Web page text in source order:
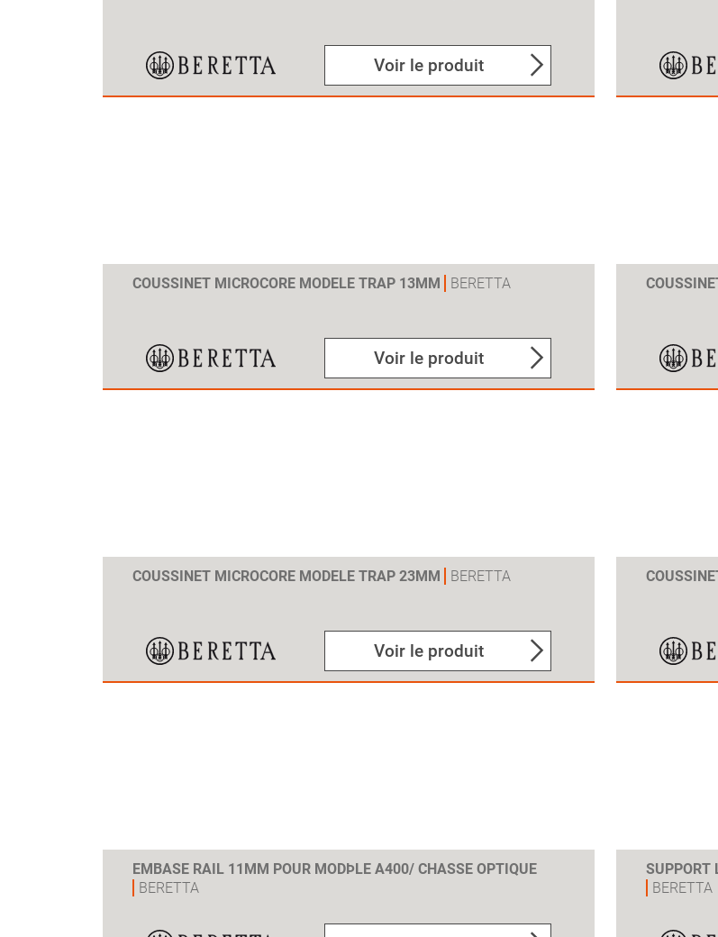
Voir le produit
COUSSINET MICROCORE MODELE TRAP 13MM BERETTA
Voir le produit
COUSSINET MICROCORE MODELE TRAP 23MM BERETTA
Voir le produit
EMBASE RAIL 11MM POUR MODÞLE A400/ CHASSE OPTIQUE
BERETTA
SUPPORT
BERETTA